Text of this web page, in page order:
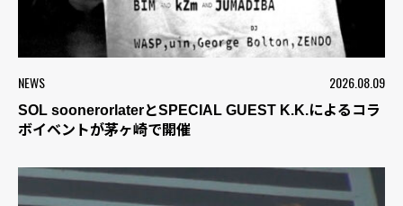
NEWS 2026.08.09
SOL soonerorlaterとSPECIAL GUEST K.K.によるコラ
ボイベントが茅ヶ崎で開催